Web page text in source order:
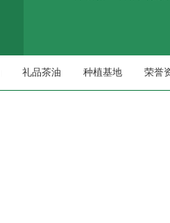
礼品茶油 种植基地 荣誉